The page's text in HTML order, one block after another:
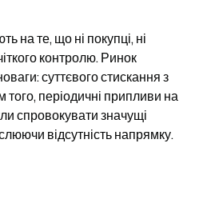
на те, що ні покупці, ні
контролю. Ринок
суттєвого стискання з
того, періодичні припливи на
спровокувати значущі
відсутність напрямку.